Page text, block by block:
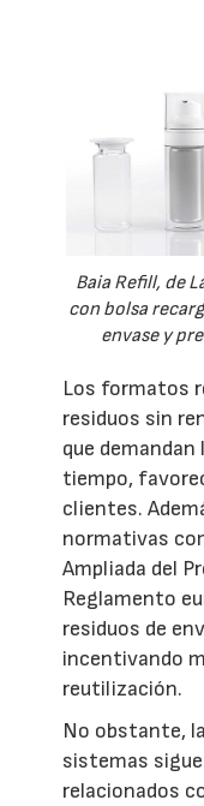
Baia Refill, de
con bolsa
envase y
Los formatos
residuos sin
que
tiempo,
clientes.
normativas
Ampliada del
Reglamento
residuos de
incentivando
reutilización.
No obstante,
sistemas
relacionados